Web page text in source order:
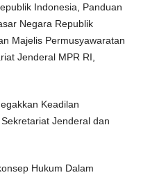
Indonesia, Panduan
Negara Republik
Majelis Permusyawaratan
Jenderal MPR RI,
Keadilan
Jenderal dan
Hukum Dalam